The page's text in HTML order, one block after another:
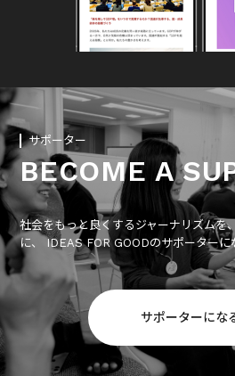
サポーター
BECOME A
社会をもっと良くするジャーナリズムを
に、 IDEAS FOR GOODのサポーターに
サポーターにな